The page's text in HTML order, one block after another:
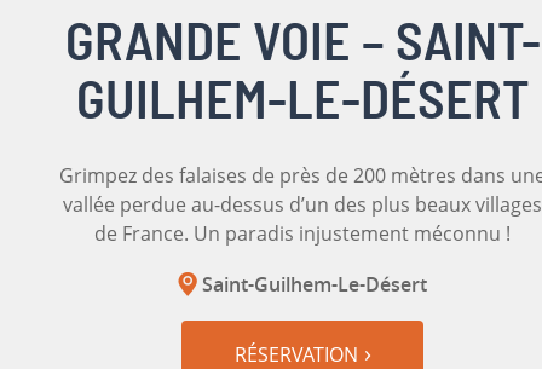
GRANDE VOIE – SAINT-
GUILHEM-LE-DÉSERT
Grimpez des falaises de près de 200 mètres dans
vallée perdue au-dessus d’un des plus beaux villages
de France. Un paradis injustement méconnu !
Saint-Guilhem-Le-Désert
RÉSERVATION